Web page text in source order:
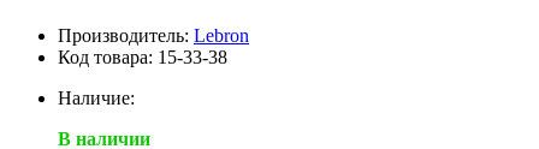
Производитель: Lebron
Код товара: 15-33-38
Наличие:
В наличии